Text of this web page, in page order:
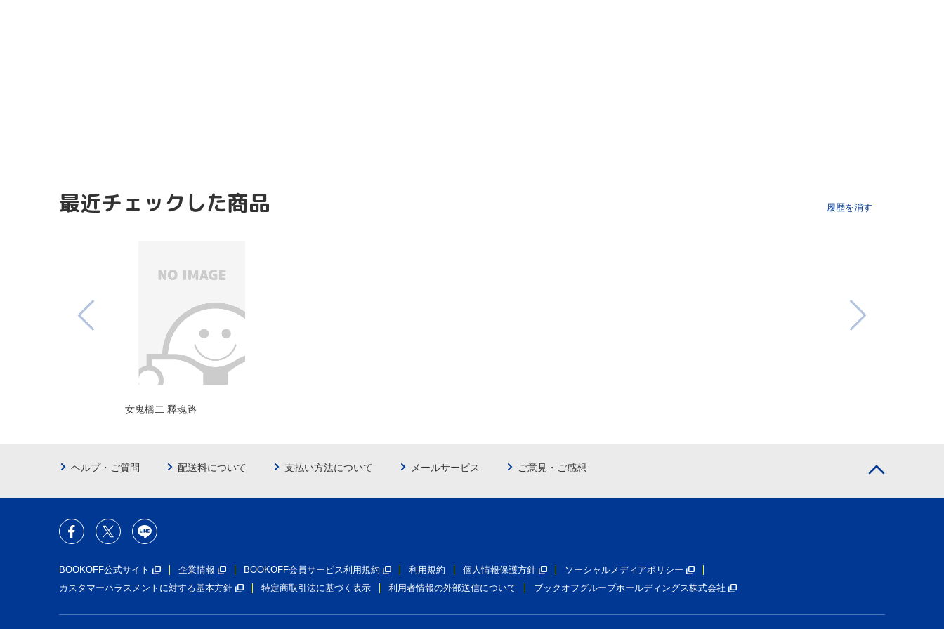
最近チェックした商品 履歴を消す
女鬼橋二 釋魂路
ヘルプ・ご質問 配送料について 支払い方法について メールサービス ご意見・ご感想
BOOKOFF公式サイト 企業情報 BOOKOFF会員サービス利用規約 利用規約 個人情報保護方針
ソーシャルメディアポリシー
カスタマーハラスメントに対する基本方針
特定商取引法に基づく表示 利用者情報の外部送信について ブックオフグループホールディングス株式会社